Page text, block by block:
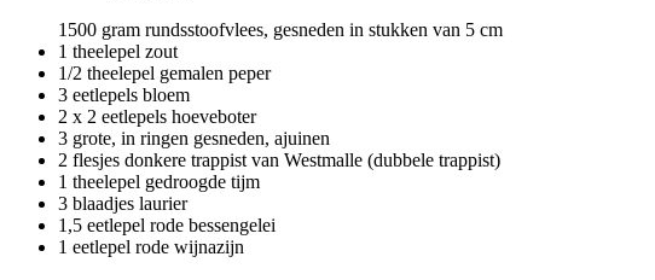
1500 gram rundsstoofvlees, gesneden in stukken van 5 cm
1 theelepel zout
1/2 theelepel gemalen peper
3 eetlepels bloem
2 x 2 eetlepels hoeveboter
3 grote, in ringen gesneden, ajuinen
2 flesjes donkere trappist van Westmalle (dubbele trappist)
1 theelepel gedroogde tijm
3 blaadjes laurier
1,5 eetlepel rode bessengelei
1 eetlepel rode wijnazijn